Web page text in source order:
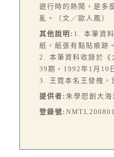
遊行時的熱鬧，是多
亂。（文／歐人鳳）
其他說明: 1. 本筆資
紙，紙張有黏貼痕跡。
2. 本筆資料收錄於《
39期，1992年1月10
3. 王霓本名王發槐，
提供者: 朱學恕創大海
登錄號: